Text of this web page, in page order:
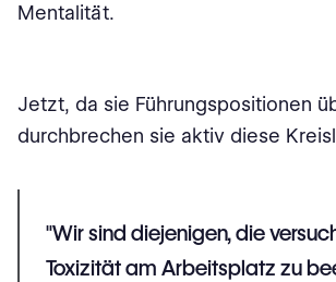
Mentalität.
Jetzt, da sie Führungspositionen
durchbrechen sie aktiv diese
"Wir sind diejenigen, die
Toxizität am Arbeitsplatz zu